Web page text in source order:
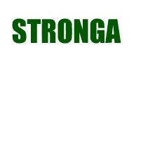
direkte
indhold
direkte
direkte